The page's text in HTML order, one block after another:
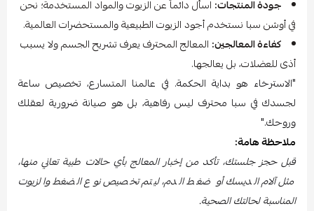
جودة المنتجات: اسأل دائماً عن الزيوت والمواد المستخدمة؛ نحن
في أوشن سبا نستخدم أجود الزيوت الطبيعية والمستحضرات العالمية.
كفاءة المعالجين: المعالج المحترف يعرف تشريح الجسم ولا يسبب
أذى للعضلات، بل يعالجها.
"الاسترخاء هو بداية الحكمة. في عالمنا المتسارع، تخصيص ساعة
لجسدك في سبا محترف ليس رفاهية، بل هو صيانة ضرورية لعقلك
وروحك."
ملاحظة هامة:
قبل حجز جلستك، تأكد من إخبار المعالج بأي حالات طبية تعاني منها،
مثل آلام الديسك أو ضغط الدم، ليتم تخصيص نوع الضغط والزيوت
المناسبة لحالتك الصحية.